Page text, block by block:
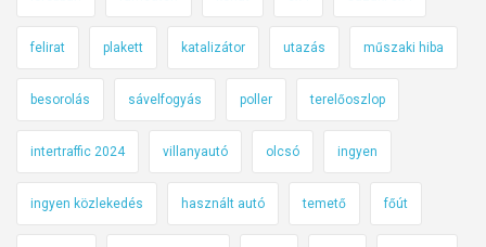
felirat plakett katalizátor utazás műszaki hiba
besorolás sávelfogyás poller terelőoszlop
intertraffic 2024 villanyautó olcsó ingyen
ingyen közlekedés használt autó temető főút